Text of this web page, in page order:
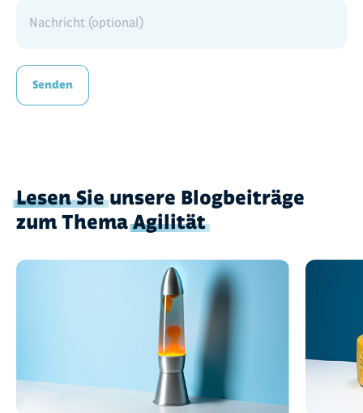
Nachricht (optional)
Senden
Lesen Sieunsere Blogbeiträge
zum ThemaAgilität